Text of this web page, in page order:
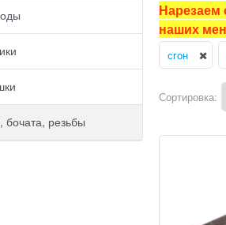
бочата, резьбы
Нарезаем
наших
сгон
Сортировка: